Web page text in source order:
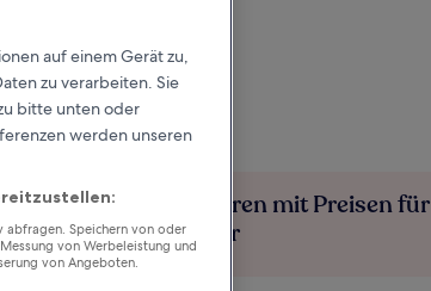
Mehr sparen mit Preisen für
Mitglieder
auf einem Gerät zu,
zu verarbeiten. Sie
bitte unten oder
werden unseren
Speichern von oder
von Werbeleistung und
von Angeboten.